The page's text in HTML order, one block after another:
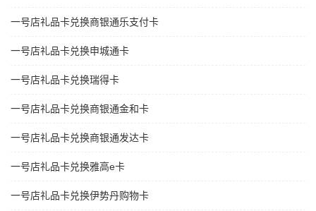
一号店礼品卡兑换商银通乐支付卡
一号店礼品卡兑换申城通卡
一号店礼品卡兑换瑞得卡
一号店礼品卡兑换商银通金和卡
一号店礼品卡兑换商银通发达卡
一号店礼品卡兑换雅高e卡
一号店礼品卡兑换伊势丹购物卡